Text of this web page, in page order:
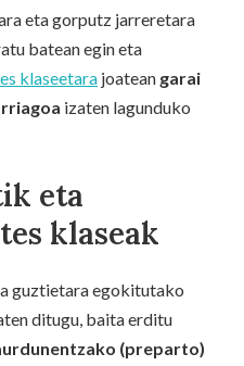
eta gorputz jarreretara
batean egin eta
klaseetara joatean garai
izaten lagunduko
eta
klaseak
guztietara egokitutako
ditugu, baita erditu
(preparto)